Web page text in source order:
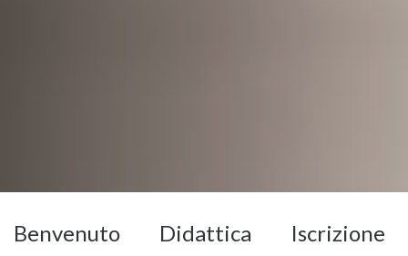
Benvenuto Didattica Iscrizione